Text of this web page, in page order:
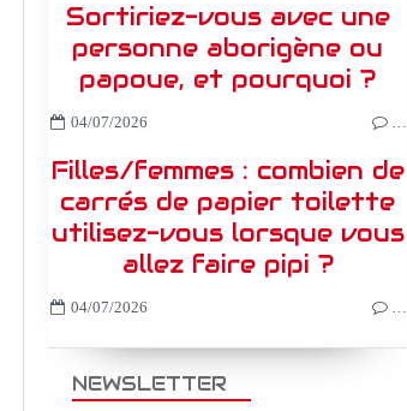
NEWSLETTER
Sortiriez-vous avec une
personne aborigène ou
papoue, et pourquoi ?
04/07/2026 …
Filles/femmes : combien de
carrés de papier toilette
utilisez-vous lorsque vous
allez faire pipi ?
04/07/2026 …